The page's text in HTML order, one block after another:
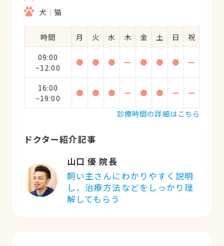
何でもなくて、点滴だけでその日の夜には
です（笑）シンプルで明るく清潔な室内・
ので本当に助かりました。当日に飛込みで
お電話して診て頂いたのですが、もうこの
病院にずっとお世話になることに決めまし
た。長くお付き合いさせて頂きたい病院で
犬
猫
時間 月 火 水 木 金 土 日
祝
09:00
~12:00
● ● ● ー ● ● ● ー
16:00
~19:00
● ● ● ー ● ● ー
ー
診療時間の詳細はこちら
ドクター紹介記事
山口 優 院長
飼い主さんにわかりやすく説明
し、治療方法などをしっかり理
解してもらう